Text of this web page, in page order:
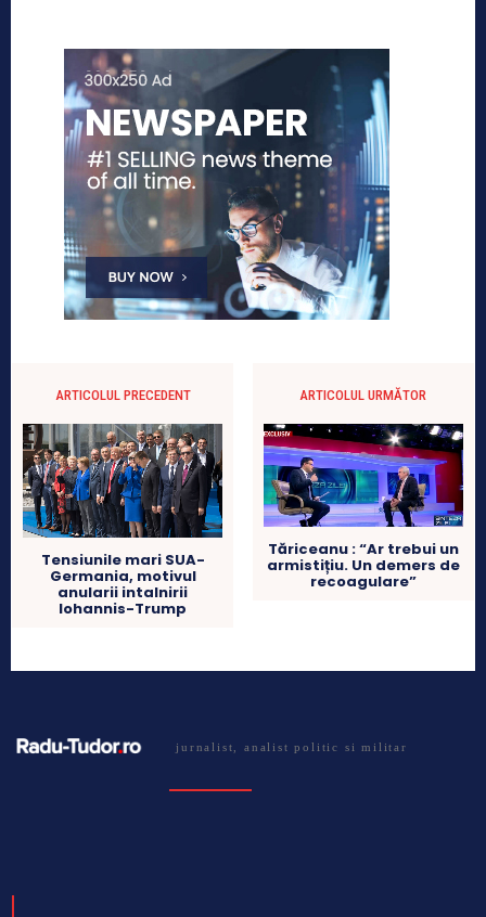
ARTICOLUL PRECEDENT
Tensiunile mari SUA-
Germania, motivul
anularii intalnirii
Iohannis-Trump
ARTICOLUL URMĂTOR
Tăriceanu : “Ar trebui un
armistițiu. Un demers de
recoagulare”
jurnalist, analist politic si militar